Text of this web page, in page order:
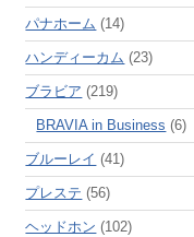
パナホーム (14)
ハンディーカム (23)
ブラビア (219)
BRAVIA in Business (6)
ブルーレイ (41)
プレステ (56)
ヘッドホン (102)